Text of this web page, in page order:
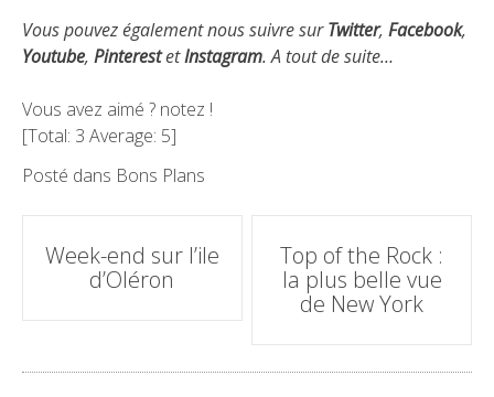
Vous pouvez également nous suivre surTwitter, Facebook,
Youtube, PinterestetInstagram. A tout de suite…
Vous avez aimé ? notez !
[Total: 3 Average: 5]
Posté dans Bons Plans
navigation
Week-end sur l’ile
d’Oléron
Top of the Rock :
la plus belle vue
de New York